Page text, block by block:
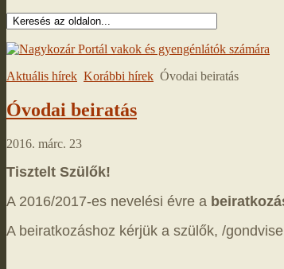
Aktuális hírek Korábbi hírek Óvodai beiratás
Óvodai beiratás
2016. márc. 23
Tisztelt Szülők!
A 2016/2017-es nevelési évre a
A beiratkozáshoz kérjük a szülők, /